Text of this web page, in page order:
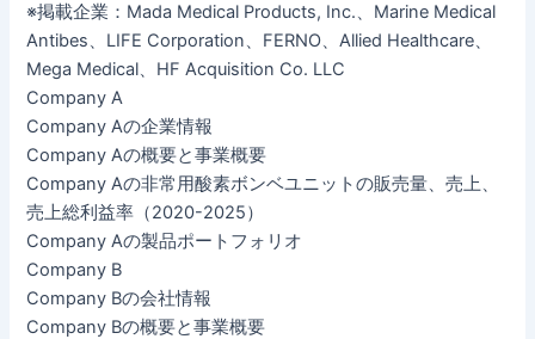
※掲載企業：Mada Medical Products, Inc.、Marine Medical
Antibes、LIFE Corporation、FERNO、Allied Healthcare、
Mega Medical、HF Acquisition Co. LLC
Company A
Company Aの企業情報
Company Aの概要と事業概要
Company Aの非常用酸素ボンベユニットの販売量、売上、
売上総利益率（2020-2025）
Company Aの製品ポートフォリオ
Company B
Company Bの会社情報
Company Bの概要と事業概要